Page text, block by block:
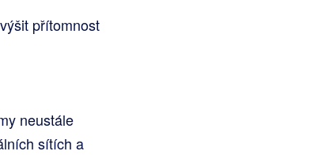
přítomnost
neustále
sítích a